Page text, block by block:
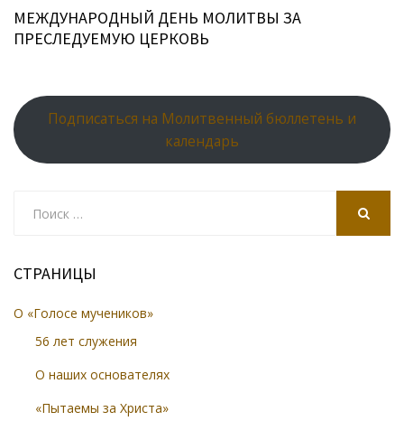
МЕЖДУНАРОДНЫЙ ДЕНЬ МОЛИТВЫ ЗА
ПРЕСЛЕДУЕМУЮ ЦЕРКОВЬ
Подписаться на Молитвенный бюллетень и
календарь
СТРАНИЦЫ
О «Голосе мучеников»
56 лет служения
О наших основателях
«Пытаемы за Христа»